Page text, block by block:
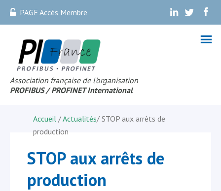
PAGE Accès Membre . . .
Association française de l’organisation
PROFIBUS / PROFINET International
Accueil /Actualités/ STOP aux arrêts de
production
STOP aux arrêts de
production